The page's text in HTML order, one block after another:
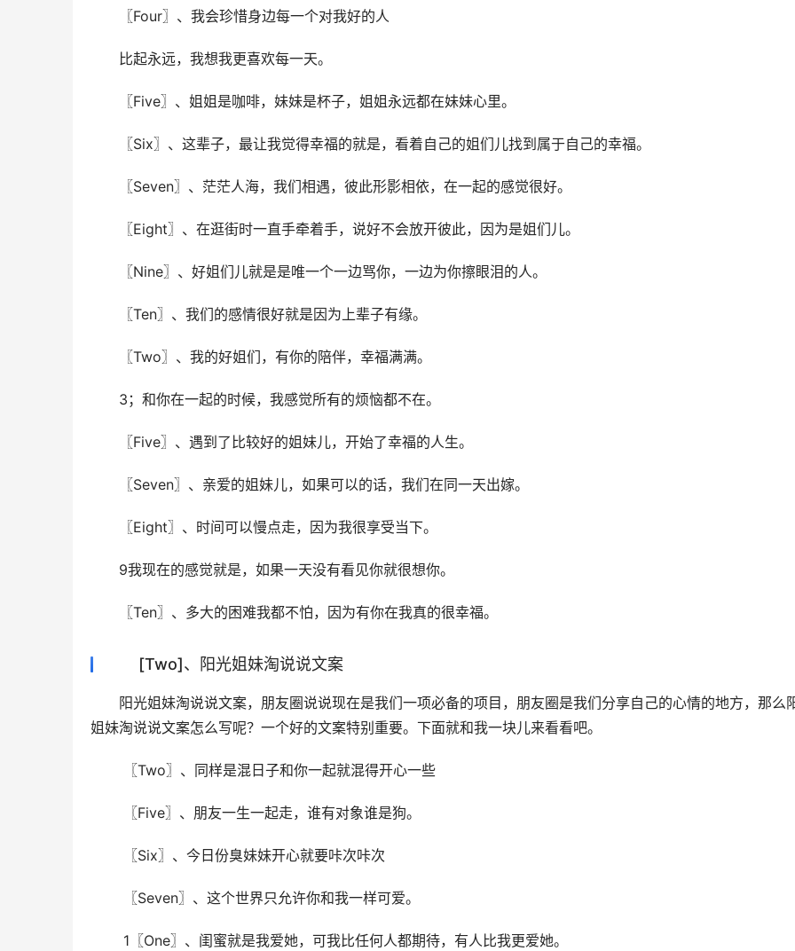
〖Four〗、我会珍惜⾝边每⼀个对我好的⼈
⽐起永远，我想我更喜欢每⼀天。
〖Five〗、姐姐是咖啡，妹妹是杯⼦，姐姐永远都在妹妹⼼⾥。
〖Six〗、这辈⼦，最让我觉得幸福的就是，看着⾃⼰的姐们儿找到属于自己的幸福。
〖Seven〗、茫茫⼈海，我们相遇，彼此形影相依，在一起的感觉很好。
〖Eight〗、在逛街时⼀直⼿牵着⼿，说好不会放开彼此，因为是姐们儿。
〖Nine〗、好姐们儿就是是唯⼀个⼀边骂你，⼀边为你擦眼泪的人。
〖Ten〗、我们的感情很好就是因为上辈子有缘。
〖Two〗、我的好姐们，有你的陪伴，幸福满满。
3；和你在一起的时候，我感觉所有的烦恼都不在。
〖Five〗、遇到了比较好的姐妹儿，开始了幸福的人生。
〖Seven〗、亲爱的姐妹儿，如果可以的话，我们在同一天出嫁。
〖Eight〗、时间可以慢点走，因为我很享受当下。
9我现在的感觉就是，如果一天没有看见你就很想你。
〖Ten〗、多大的困难我都不怕，因为有你在我真的很幸福。
[Two]、阳光姐妹淘说说文案
阳光姐妹淘说说文案，朋友圈说说现在是我们一项必备的项目，朋友圈是我们分享自己的心情的地方，那么
姐妹淘说说文案怎么写呢？一个好的文案特别重要。下面就和我一块儿来看看吧。
〖Two〗、同样是混日子和你一起就混得开心一些
〖Five〗、朋友一生一起走，谁有对象谁是狗。
〖Six〗、今日份臭妹妹开心就要咔次咔次
〖Seven〗、这个世界只允许你和我一样可爱。
1〖One〗、闺蜜就是我爱她，可我比任何人都期待，有人比我更爱她。